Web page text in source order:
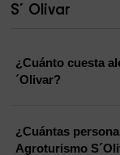
S´Olivar
¿Cuánto cuesta
´Olivar?
¿Cuántas
Agroturismo